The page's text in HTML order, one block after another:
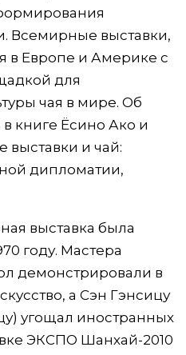
Всемирные выставки,
в Европе и Америке с
для
чая в мире. Об
книге Ёсино Ако и
и чай:
дипломатии,
выставка была
году. Мастера
демонстрировали в
а Сэн Гэнсицу
угощал иностранных
ЭКСПО Шанхай-2010